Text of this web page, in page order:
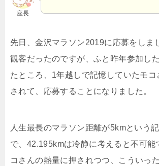
座長
先日、金沢マラソン2019に応募をしま
観客だったのですが、ふと昨年参加し
たところ、1年越しで記憶していたモコ
されて、応募することになりました。
人生最長のマラソン距離が5kmという
で、42.195kmは冷静に考えると不可能
コさんの熱量に押されつつ、こういっ